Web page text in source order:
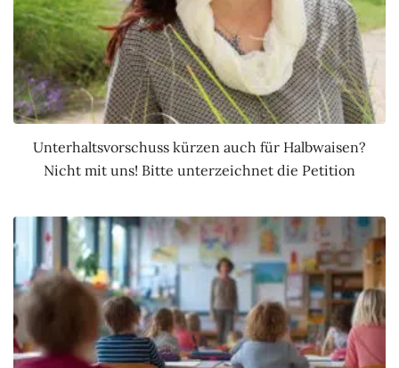
Unterhaltsvorschuss kürzen auch für Halbwaisen?
Nicht mit uns! Bitte unterzeichnet die Petition